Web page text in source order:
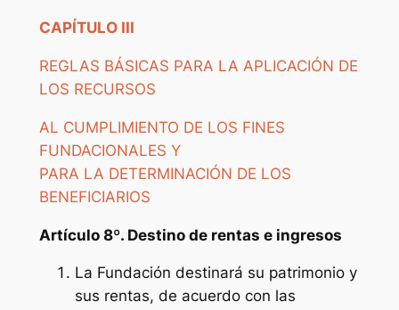
CAPÍTULO III
REGLAS BÁSICAS PARA LA APLICACIÓN DE
LOS RECURSOS
AL CUMPLIMIENTO DE LOS FINES
FUNDACIONALES Y
PARA LA DETERMINACIÓN DE LOS
BENEFICIARIOS
Artículo 8º. Destino de rentas e ingresos
La Fundación destinará su patrimonio y
sus rentas, de acuerdo con las